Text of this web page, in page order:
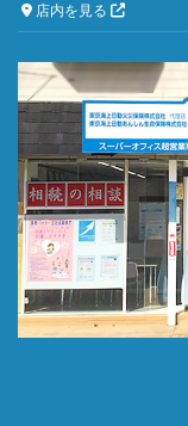
店内を見る